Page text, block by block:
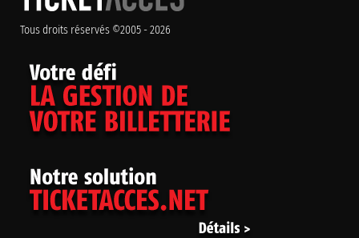
Tous droits réservés ©2005 - 2026